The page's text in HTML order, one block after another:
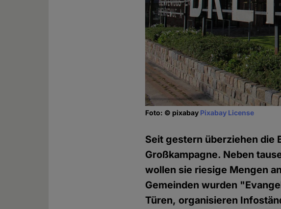
Foto: © pixabay Pixabay License
Seit gestern überziehen die
Großkampagne. Neben
wollen sie riesige Mengen
Gemeinden wurden
Türen, organisieren